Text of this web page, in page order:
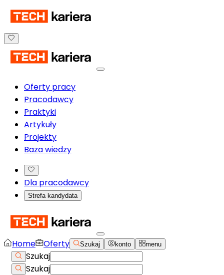
Oferty pracy
Pracodawcy
Praktyki
Artykuły
Projekty
Baza wiedzy
Dla pracodawcy
Strefa kandydata
Home Oferty Szukaj konto menu
Szukaj
Szukaj